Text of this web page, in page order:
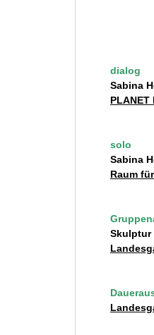
dialog
Sabina
PLANET
solo
Sabina
Raum
Skulptur